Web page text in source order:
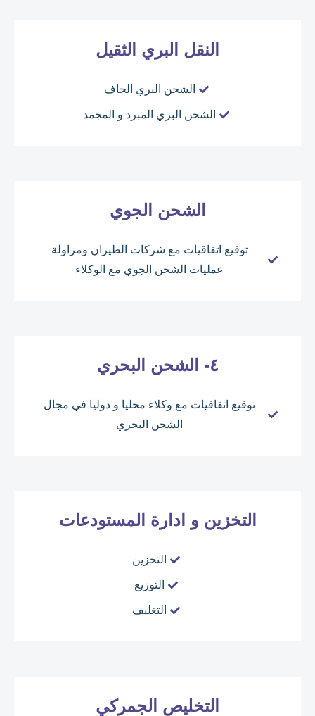
النقل البري الثقيل
الشحن البري الجاف
الشحن البري المبرد و المجمد
الشحن الجوي
توقيع اتفاقيات مع شركات الطيران ومزاولة
عمليات الشحن الجوي مع الوكلاء
توقيع اتفاقيات مع وكلاء محليا و دوليا في مجال
الشحن البحري
التخزين و ادارة المستودعات
التخزين
التوزيع
التغليف
التخليص الجمركي